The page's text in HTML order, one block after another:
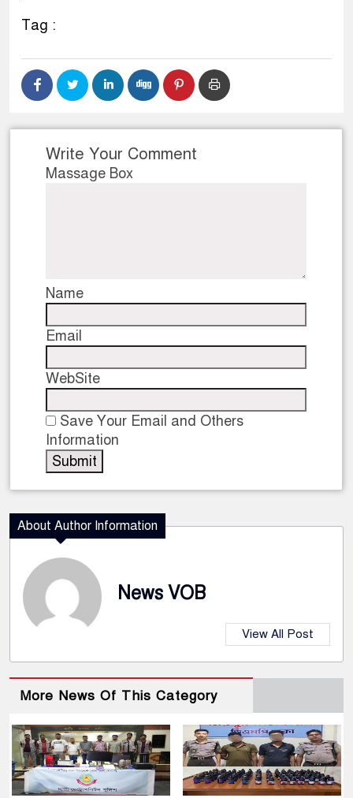
Tag :
Write Your Comment
Massage Box
Name
Email
WebSite
Save Your Email and Others
Information
About Author Information
News VOB
View All Post
More News Of This Category